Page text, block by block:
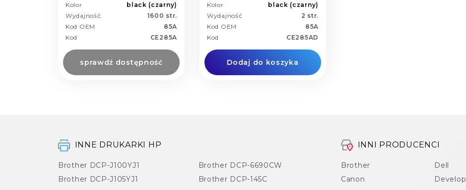
Kolor
black (czarny)
Wydajność
1600 str.
Kod OEM
85A
Kod
CE285A
sprawdź dostępność
Kolor
black (czarny)
Wydajność
2 str.
Kod OEM
85A
Kod
CE285AD
Dodaj do koszyka
INNE DRUKARKI HP
Brother DCP-J100YJ1
Brother DCP-J105YJ1
Brother DCP-6690CW
Brother DCP-145C
INNI PRODUCENCI
Brother
Canon
Dell
Develop